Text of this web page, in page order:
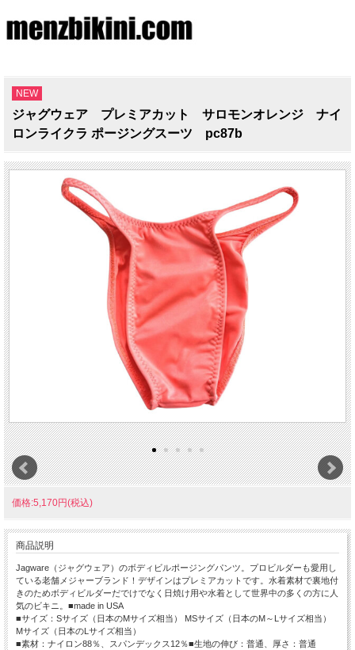
NEW
ジャグウェア プレミアカット サロモンオレンジ ナイ
ロンライクラ ポージングスーツ pc87b
価格:5,170円(税込)
商品説明
Jagware（ジャグウェア）のボディビルポージングパンツ。プロビルダーも愛用し
ている老舗メジャーブランド！デザインはプレミアカットです。水着素材で裏地付
きのためボディビルダーだでけでなく日焼け用や水着として世界中の多くの方に人
気のビキニ。■made in USA
■サイズ：Sサイズ（日本のMサイズ相当） MSサイズ（日本のM～Lサイズ相当）
Mサイズ（日本のLサイズ相当）
■素材：ナイロン88％、スパンデックス12％■生地の伸び：普通、厚さ：普通